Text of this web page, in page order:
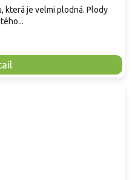
která je velmi plodná. Plody